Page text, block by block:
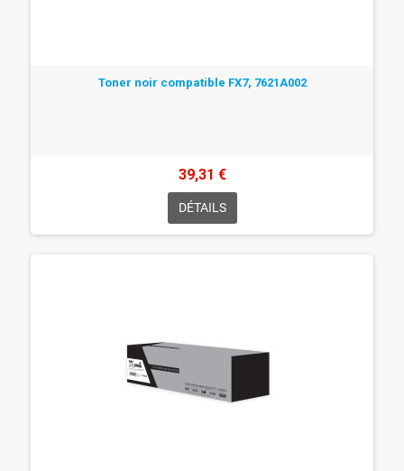
Toner noir compatible FX7, 7621A002
39,31 €
DÉTAILS